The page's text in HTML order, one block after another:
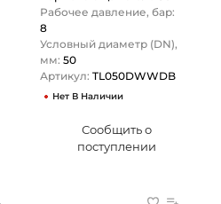
Рабочее давление, бар:
8
Условный диаметр (DN),
мм: 50
Артикул: TL050DWWDB
Нет В Наличии
Сообщить о
поступлении